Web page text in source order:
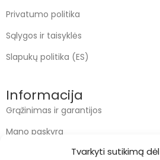
Tvarkyti sutikimą dėl
Privatumo politika
Sąlygos ir taisyklės
Slapukų politika (ES)
Informacija
Grąžinimas ir garantijos
Mano paskyra